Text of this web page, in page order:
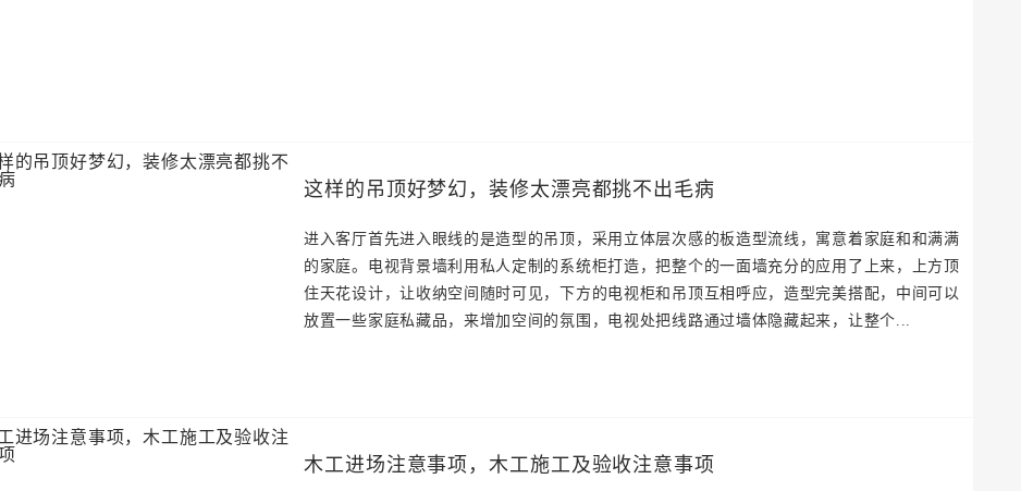
这样的吊顶好梦幻，装修太漂亮都挑不出毛病
进入客厅首先进入眼线的是造型的吊顶，采用立体层次感的板造型流线，寓意着家庭和和满满
的家庭。电视背景墙利用私人定制的系统柜打造，把整个的一面墙充分的应用了上来，上方顶
住天花设计，让收纳空间随时可见，下方的电视柜和吊顶互相呼应，造型完美搭配，中间可以
放置一些家庭私藏品，来增加空间的氛围，电视处把线路通过墙体隐藏起来，让整个...
木工进场注意事项，木工施工及验收注意事项